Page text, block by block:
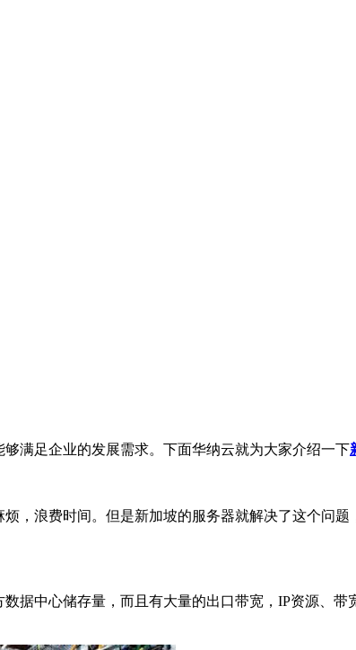
满足企业的发展需求。下面华纳云就为大家介绍一下
，浪费时间。但是新加坡的服务器就解决了这个问
据中心储存量，而且有大量的出口带宽，IP资源、